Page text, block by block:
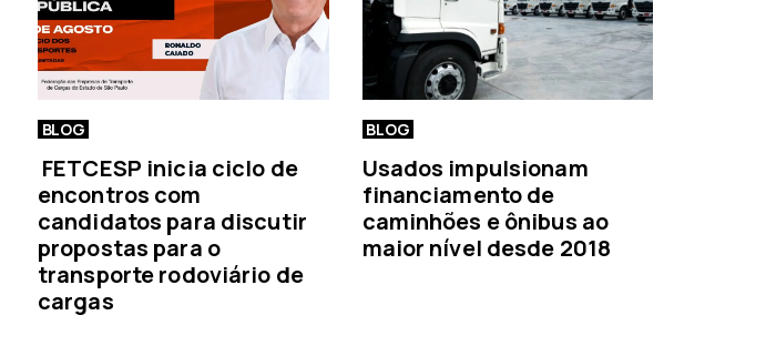
BLOG
FETCESP inicia ciclo de
encontros com
candidatos para discutir
propostas para o
transporte rodoviário de
cargas
BLOG
Usados impulsionam
financiamento de
caminhões e ônibus ao
maior nível desde 2018